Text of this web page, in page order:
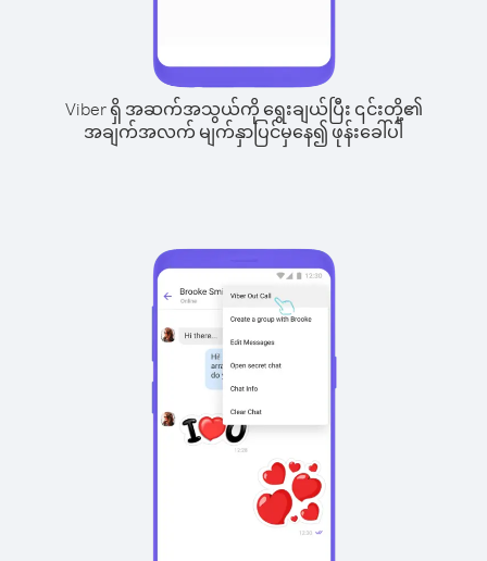
Viber ရှိ အဆက်အသွယ်ကို ရွေးချယ်ပြီး ၎င်းတို့၏
အချက်အလက် မျက်နှာပြင်မှနေ၍ ဖုန်းခေါ်ပါ